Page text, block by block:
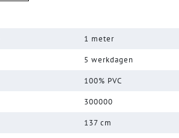
1 meter
5 werkdagen
100% PVC
300000
137 cm